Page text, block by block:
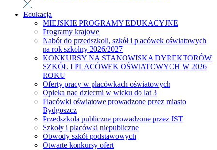
Edukacja
MIEJSKIE PROGRAMY EDUKACYJNE
Programy krajowe
Nabór do przedszkoli, szkół i placówek oświatowych
na rok szkolny 2026/2027
KONKURSY NA STANOWISKA DYREKTORÓW
SZKÓŁ I PLACÓWEK OŚWIATOWYCH W 2026
ROKU
Oferty pracy w placówkach oświatowych
Opieka nad dziećmi w wieku do lat 3
Placówki oświatowe prowadzone przez miasto
Bydgoszcz
Przedszkola publiczne prowadzone przez JST
Szkoły i placówki niepubliczne
Obwody szkół podstawowych
Otwarte konkursy ofert